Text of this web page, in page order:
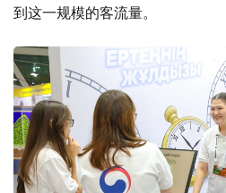
到这一规模的客流量。